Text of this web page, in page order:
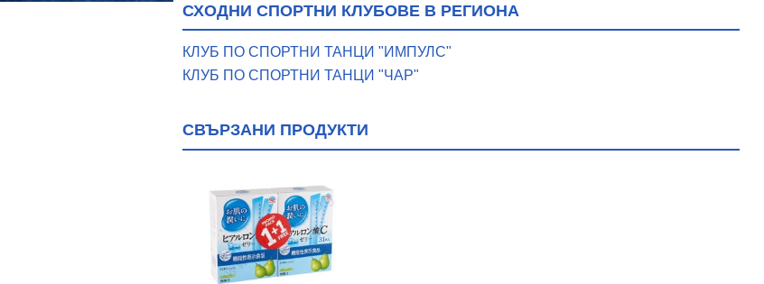
СХОДНИ СПОРТНИ КЛУБОВЕ В РЕГИОНА
КЛУБ ПО СПОРТНИ ТАНЦИ "ИМПУЛС"
КЛУБ ПО СПОРТНИ ТАНЦИ "ЧАР"
СВЪРЗАНИ ПРОДУКТИ